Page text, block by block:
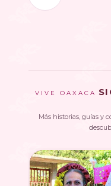
VIVE OAXACA
Más historias, guías y